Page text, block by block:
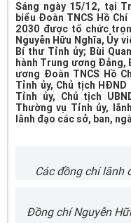
Sáng ngày 15/12, tại
biểu Đoàn TNCS Hồ
2030 được tổ chức
Nguyễn Hữu Nghĩa, Ủy
Bí thư Tỉnh ủy; Bùi
hành Trung ương Đảng,
ương Đoàn TNCS Hồ
Tỉnh ủy, Chủ tịch
Tỉnh ủy, Chủ tịch
Thường vụ Tỉnh ủy,
lãnh đạo các sở, ban,
Các đồng chí lãnh
Đồng chí Nguyễn